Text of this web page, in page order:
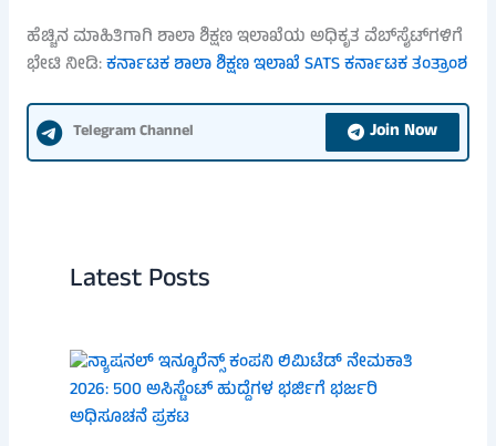
ಹೆಚ್ಚಿನ ಮಾಹಿತಿಗಾಗಿ ಶಾಲಾ ಶಿಕ್ಷಣ ಇಲಾಖೆಯ ಅಧಿಕೃತ ವೆಬ್‌ಸೈಟ್‌ಗಳಿಗೆ
ಭೇಟಿ ನೀಡಿ:ಕರ್ನಾಟಕ ಶಾಲಾ ಶಿಕ್ಷಣ ಇಲಾಖೆSATS ಕರ್ನಾಟಕ ತಂತ್ರಾಂಶ
Telegram Channel Join Now
Latest Posts